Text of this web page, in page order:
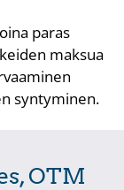
paras
maksua
syntyminen.
OTM